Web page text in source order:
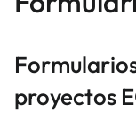
proyectos